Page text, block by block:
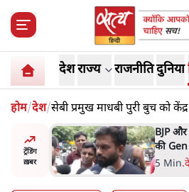
देशराज्य राजनीतिदुनिया
होम/देश/सेबी प्रमुख माधबी पुरी बुच को
तलब कर सकती है
ट्रेंडिंग
ख़बर
भागवत
मार्क
बहुत
9 Min.